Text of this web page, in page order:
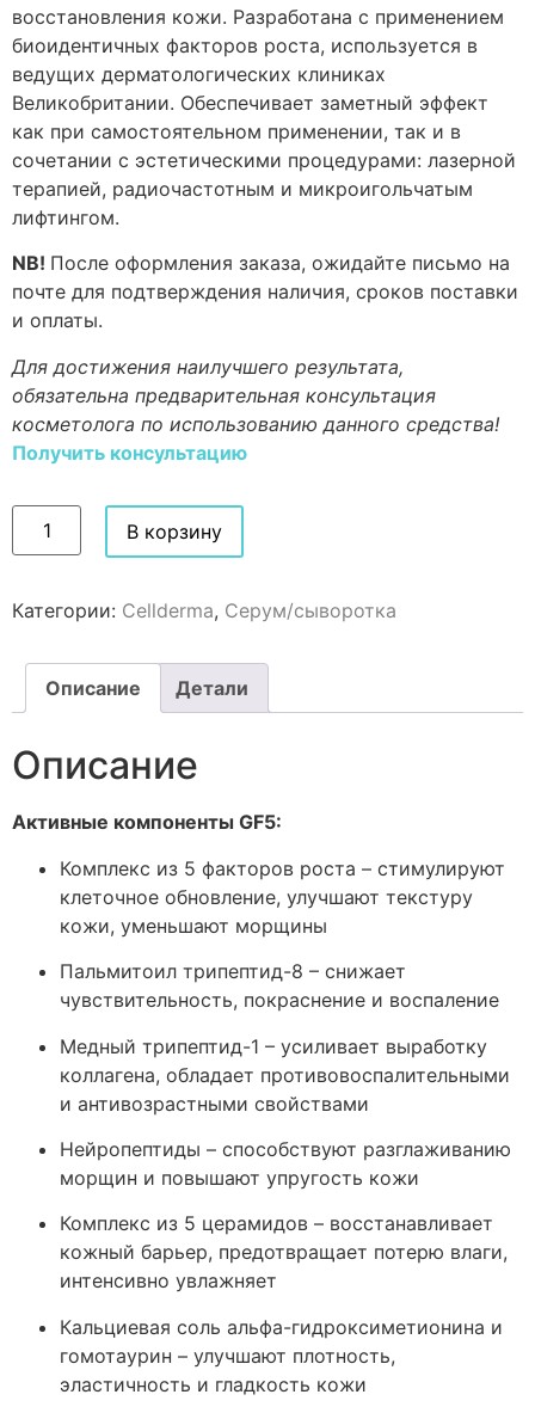
восстановления кожи. Разработана с применением
биоидентичных факторов роста, используется в
ведущих дерматологических клиниках
Великобритании. Обеспечивает заметный эффект
как при самостоятельном применении, так и в
сочетании с эстетическими процедурами: лазерной
терапией, радиочастотным и микроигольчатым
лифтингом.
NB! После оформления заказа, ожидайте письмо на
почте для подтверждения наличия, сроков поставки
и оплаты.
Для достижения наилучшего результата,
обязательна предварительная консультация
косметолога по использованию данного средства!
Получить консультацию
В корзину
Категории: Cellderma, Серум/сыворотка
Описание Детали
Описание
Активные компоненты GF5:
Комплекс из 5 факторов роста – стимулируют
клеточное обновление, улучшают текстуру
кожи, уменьшают морщины
Пальмитоил трипептид-8 – снижает
чувствительность, покраснение и воспаление
Медный трипептид-1 – усиливает выработку
коллагена, обладает противовоспалительными
и антивозрастными свойствами
Нейропептиды – способствуют разглаживанию
морщин и повышают упругость кожи
Комплекс из 5 церамидов – восстанавливает
кожный барьер, предотвращает потерю влаги,
интенсивно увлажняет
Кальциевая соль альфа-гидроксиметионина и
гомотаурин – улучшают плотность,
эластичность и гладкость кожи